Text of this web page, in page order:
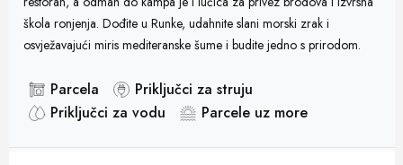
škola ronjenja. Dođite u Runke, udahnite slani morski zrak i
osvježavajući miris mediteranske šume i budite jedno s prirodom.
Parcela
Priključci za struju
Priključci za vodu
Parcele uz more